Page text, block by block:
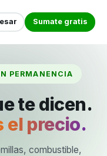
Sumate gratis
PERMANENCIA
te dicen.
el precio.
combustible,